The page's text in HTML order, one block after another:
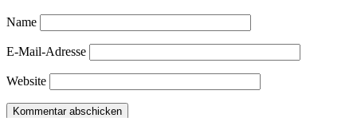
Name
E-Mail-Adresse
Website